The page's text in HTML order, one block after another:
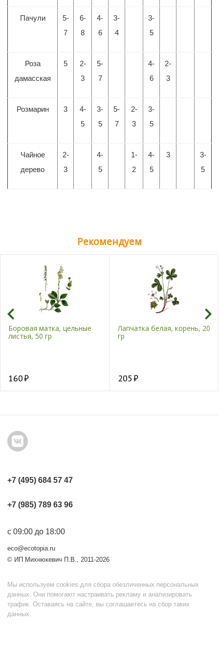
Пачули
5-
7
6-
8
4-
6
3-
4
3-
5
Роза
дамасская
5
2-
3
5-
7
4-
6
2-
3
Розмарин 3
4-
5
3-
5
5-
7
2-
3
3-
5
Чайное
дерево
2-
3
4-
5
1-
2
4-
5
3
3-
5
Рекомендуем
Боровая матка, цельные
листья, 50 гр
160
Лапчатка белая, корень, 20
гр
205
+7 (495) 684 57 47
+7 (985) 789 63 96
с 09:00 до 18:00
eco@ecotopia.ru
© ИП Михнюкевич П.В., 2011-2026
Мы используем cookies для сбора обезличенных персональных
данных. Они помогают настраивать рекламу и анализировать
трафик. Оставаясь на сайте, вы соглашаетесь на сбор таких
данных.